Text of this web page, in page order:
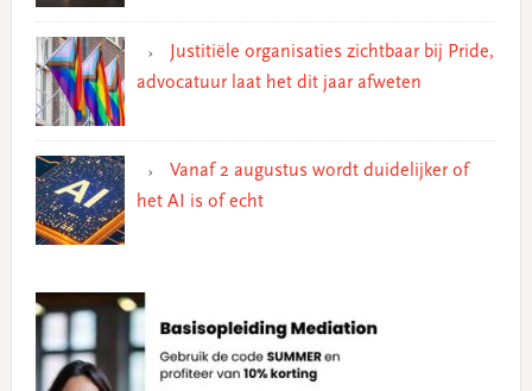
Justitiële organisaties zichtbaar bij Pride,
advocatuur laat het dit jaar afweten
Vanaf 2 augustus wordt duidelijker of
het AI is of echt